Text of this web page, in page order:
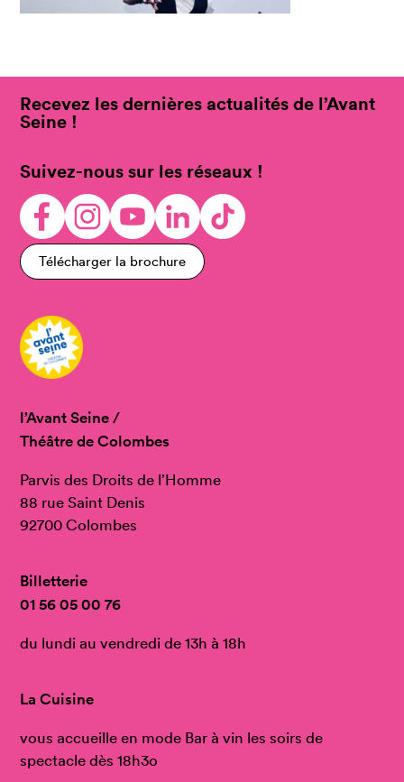
Recevez les dernières actualités de l’Avant
Seine !
Suivez-nous sur les réseaux !
Télécharger la brochure
l’Avant Seine /
Théâtre de Colombes
Parvis des Droits de l’Homme
88 rue Saint Denis
92700 Colombes
Billetterie
01 56 05 00 76
du lundi au vendredi de 13h à 18h
La Cuisine
vous accueille en mode Bar à vin les soirs de
spectacle dès 18h3o